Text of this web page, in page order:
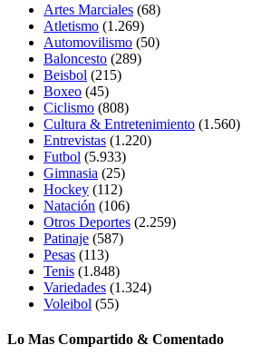
Artes Marciales (68)
Atletismo (1.269)
Automovilismo (50)
Baloncesto (289)
Beisbol (215)
Boxeo (45)
Ciclismo (808)
Cultura & Entretenimiento (1.560)
Entrevistas (1.220)
Futbol (5.933)
Gimnasia (25)
Hockey (112)
Natación (106)
Otros Deportes (2.259)
Patinaje (587)
Pesas (113)
Tenis (1.848)
Variedades (1.324)
Voleibol (55)
Lo Mas Compartido & Comentado